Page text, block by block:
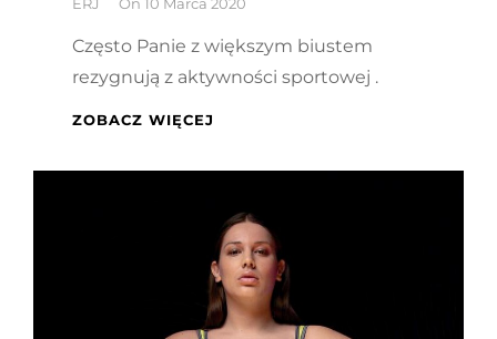
Często Panie z większym biustem
rezygnują z aktywności sportowej .
ZOBACZ WIĘCEJ